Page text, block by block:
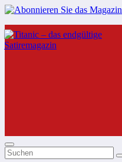
Zum
Inhalt
springen